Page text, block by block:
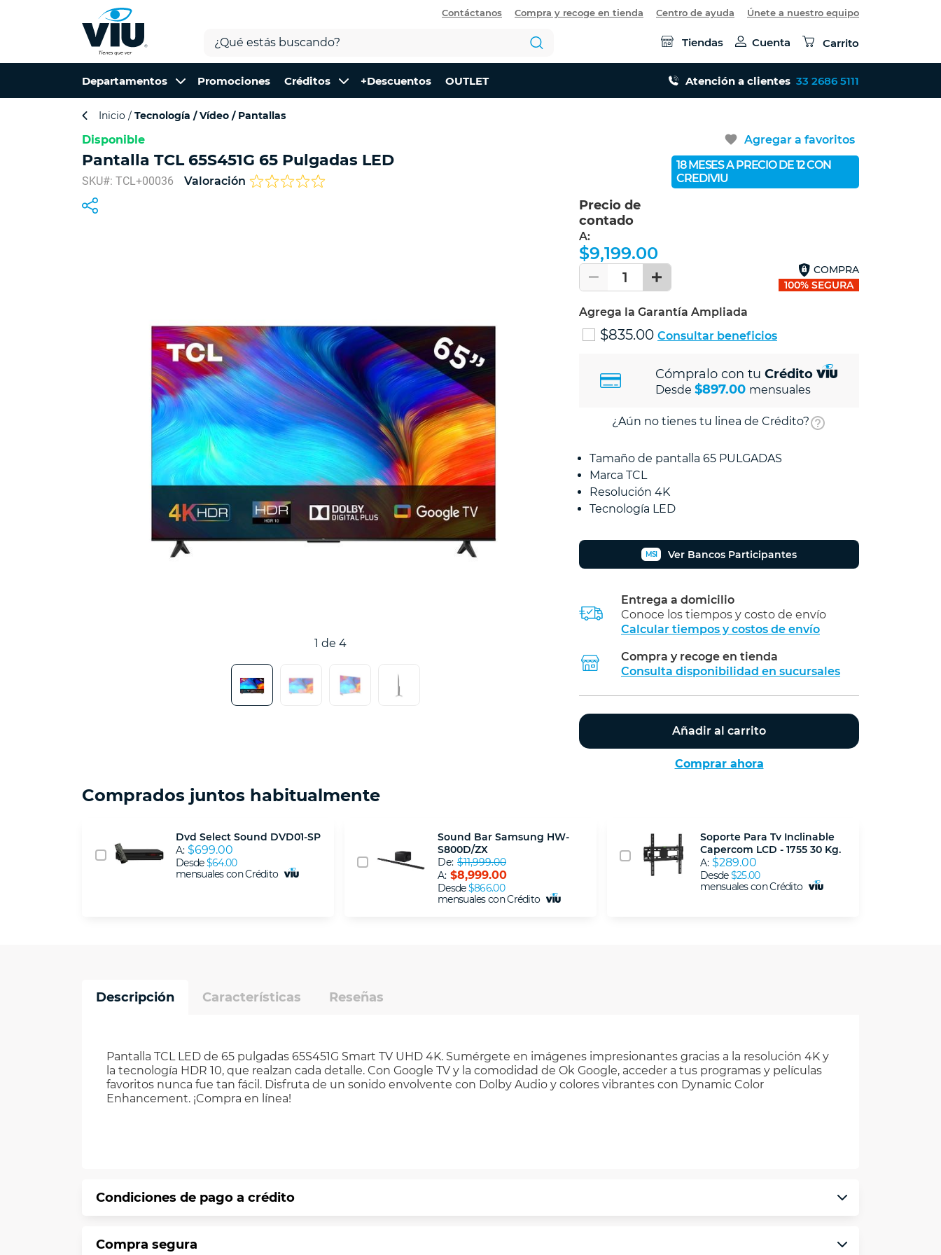
Contáctanos Compra y recoge en tienda Centro de ayuda Únete a nuestro equipo
Tiendas Cuenta Carrito
Departamentos Promociones Créditos +Descuentos OUTLET Atención a clientes 33 2686 5111
Inicio Tecnología Vídeo Pantallas
favorite Agregar a favoritos
1 de 4
Disponible
Pantalla TCL 65S451G 65 Pulgadas LED
SKU#: TCL+00036 Valoración
Precio de
contado
A:
$9,199.00
1
18 MESES A PRECIO DE 12 CON
CREDIVIU
COMPRA
100% SEGURA
Agrega la Garantía Ampliada
$835.00 Consultar beneficios
Cómpralo con tu Crédito
Desde $897.00 mensuales
¿Aún no tienes tu linea de Crédito?
Tamaño de pantalla 65 PULGADAS
Marca TCL
Resolución 4K
Tecnología LED
MSI Ver Bancos Participantes
Entrega a domicilio
Conoce los tiempos y costo de envío
Calcular tiempos y costos de envío
Calcular
Compra y recoge en tienda
Consulta disponibilidad en sucursales
Añadir al carrito
Comprar ahora
Comprados juntos habitualmente
Dvd Select Sound DVD01-SP
A: $699.00
Desde$64.00
mensuales con Crédito
Sound Bar Samsung HW-
S800D/ZX
De: $11,999.00
A: $8,999.00
Desde$866.00
mensuales con Crédito
Soporte Para Tv Inclinable
Capercom LCD - 1755 30 Kg.
A: $289.00
Desde$25.00
mensuales con Crédito
Descripción Características Reseñas
Pantalla TCL LED de 65 pulgadas 65S451G Smart TV UHD 4K. Sumérgete en imágenes impresionantes gracias a la resolución 4K y
la tecnología HDR 10, que realzan cada detalle. Con Google TV y la comodidad de Ok Google, acceder a tus programas y películas
favoritos nunca fue tan fácil. Disfruta de un sonido envolvente con Dolby Audio y colores vibrantes con Dynamic Color
Enhancement. ¡Compra en línea!
Condiciones de pago a crédito
Compra segura